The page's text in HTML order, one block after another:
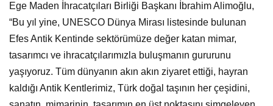
Ege Maden İhracatçıları Birliği Başkanı İbrahim Alimoğlu,
“Bu yıl yine, UNESCO Dünya Mirası listesinde bulunan
Efes Antik Kentinde sektörümüze değer katan mimar,
tasarımcı ve ihracatçılarımızla buluşmanın gururunu
yaşıyoruz. Tüm dünyanın akın akın ziyaret ettiği, hayran
kaldığı Antik Kentlerimiz, Türk doğal taşının her çeşidini,